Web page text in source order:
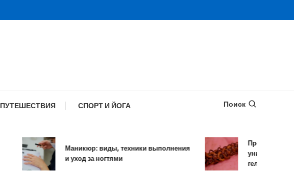
ПУТЕШЕСТВИЯ СПОРТ И ЙОГА Поиск
Маникюр: виды, техники выполнения
и уход за ногтями
уничтожает более
гельминтов за